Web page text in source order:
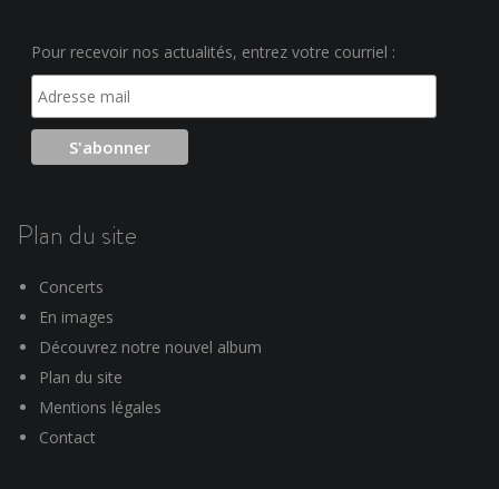
Pour recevoir nos actualités, entrez votre courriel :
Plan du site
Concerts
En images
Découvrez notre nouvel album
Plan du site
Mentions légales
Contact